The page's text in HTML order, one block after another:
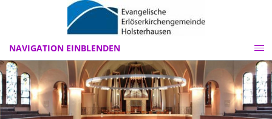
NAVIGATION EINBLENDEN